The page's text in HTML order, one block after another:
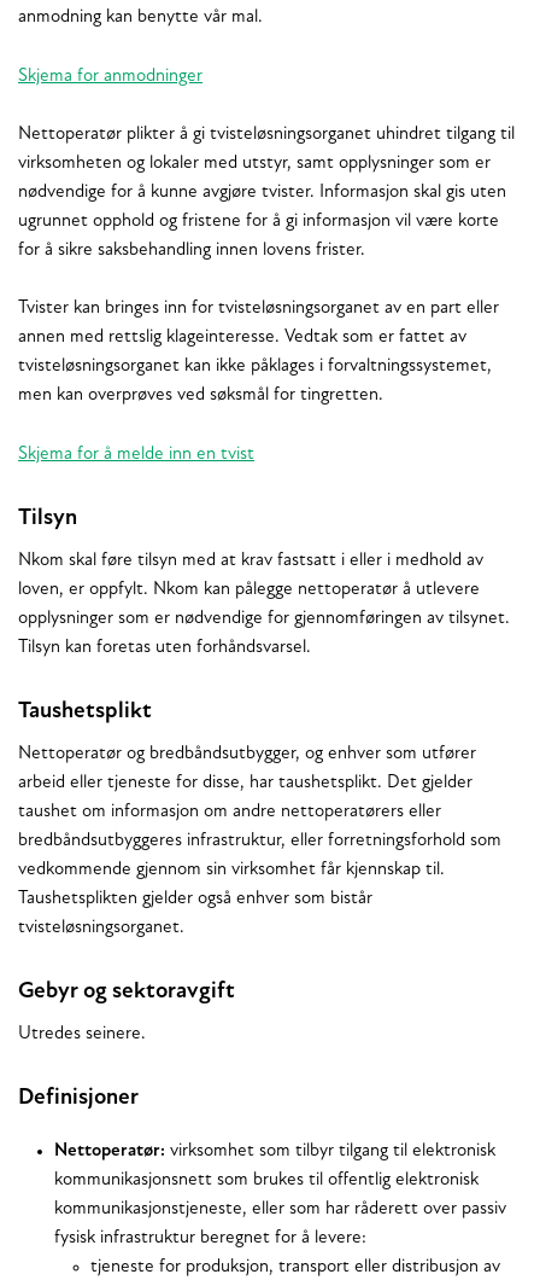
anmodning kan benytte vår mal.
Skjema for anmodninger
Nettoperatør plikter å gi tvisteløsningsorganet uhindret tilgang til
virksomheten og lokaler med utstyr, samt opplysninger som er
nødvendige for å kunne avgjøre tvister. Informasjon skal gis uten
ugrunnet opphold og fristene for å gi informasjon vil være korte
for å sikre saksbehandling innen lovens frister.
Tvister kan bringes inn for tvisteløsningsorganet av en part eller
annen med rettslig klageinteresse. Vedtak som er fattet av
tvisteløsningsorganet kan ikke påklages i forvaltningssystemet,
men kan overprøves ved søksmål for tingretten.
Skjema for å melde inn en tvist
Tilsyn
Nkom skal føre tilsyn med at krav fastsatt i eller i medhold av
loven, er oppfylt. Nkom kan pålegge nettoperatør å utlevere
opplysninger som er nødvendige for gjennomføringen av tilsynet.
Tilsyn kan foretas uten forhåndsvarsel.
Taushetsplikt
Nettoperatør og bredbåndsutbygger, og enhver som utfører
arbeid eller tjeneste for disse, har taushetsplikt. Det gjelder
taushet om informasjon om andre nettoperatørers eller
bredbåndsutbyggeres infrastruktur, eller forretningsforhold som
vedkommende gjennom sin virksomhet får kjennskap til.
Taushetsplikten gjelder også enhver som bistår
tvisteløsningsorganet.
Gebyr og sektoravgift
Utredes seinere.
Definisjoner
Nettoperatør: virksomhet som tilbyr tilgang til elektronisk
kommunikasjonsnett som brukes til offentlig elektronisk
kommunikasjonstjeneste, eller som har råderett over passiv
fysisk infrastruktur beregnet for å levere:
tjeneste for produksjon, transport eller distribusjon av